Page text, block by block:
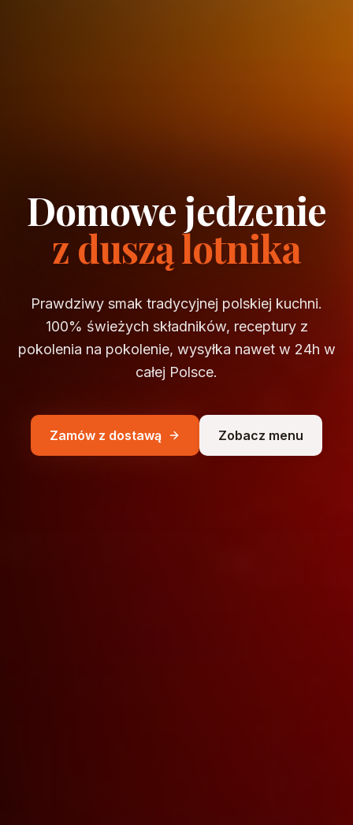
Domowe jedzenie
z duszą lotnika
Prawdziwy smak tradycyjnej polskiej kuchni.
100% świeżych składników, receptury z
pokolenia na pokolenie, wysyłka nawet w 24h w
całej Polsce.
Zamów z dostawą Zobacz menu